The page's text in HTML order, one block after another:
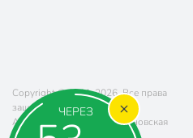
ЧЕРЕЗ
Copyright © 2011-2026. Все права
защищены.
Адрес: г. Москва, ул. Чертановская